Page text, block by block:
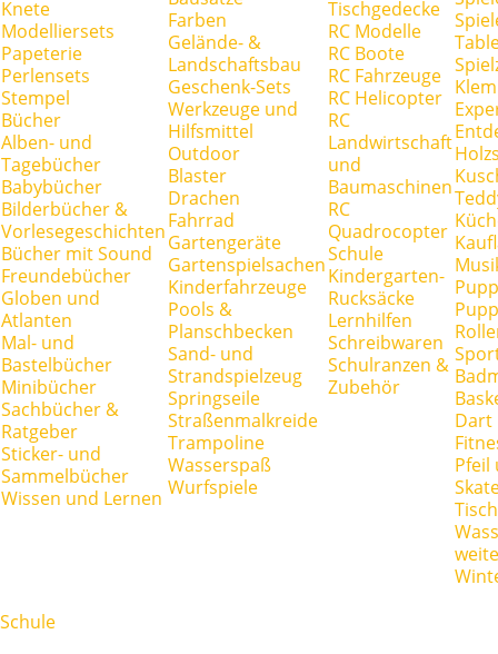
Knete
Modelliersets
Papeterie
Perlensets
Stempel
Bücher
Alben- und
Tagebücher
Babybücher
Bilderbücher &
Vorlesegeschichten
Bücher mit Sound
Freundebücher
Globen und
Atlanten
Mal- und
Bastelbücher
Minibücher
Sachbücher &
Ratgeber
Sticker- und
Sammelbücher
Wissen und Lernen
Farben
Gelände- &
Landschaftsbau
Geschenk-Sets
Werkzeuge und
Hilfsmittel
Outdoor
Blaster
Drachen
Fahrrad
Gartengeräte
Gartenspielsachen
Kinderfahrzeuge
Pools &
Planschbecken
Sand- und
Strandspielzeug
Springseile
Straßenmalkreide
Trampoline
Wasserspaß
Wurfspiele
Tischgedecke
RC Modelle
RC Boote
RC Fahrzeuge
RC Helicopter
RC
Landwirtschaft
und
Baumaschinen
RC
Quadrocopter
Schule
Kindergarten-
Rucksäcke
Lernhilfen
Schreibwaren
Schulranzen &
Zubehör
Dart
Pfeil
Schule